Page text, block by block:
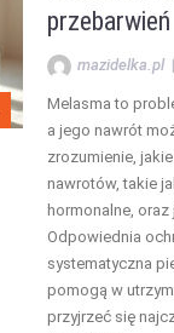
przebarwień
mazidelka.pl |
Melasma to
a jego nawrót
zrozumienie,
nawrotów, takie
hormonalne,
Odpowiednia
systematyczna
pomogą w
przyjrzeć się